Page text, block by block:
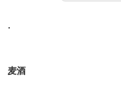
・
麦酒